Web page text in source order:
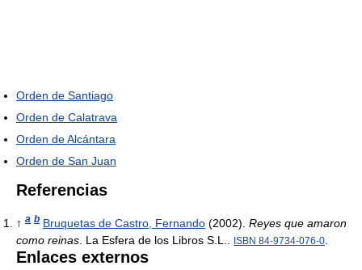
Orden de Santiago
Orden de Calatrava
Orden de Alcántara
Orden de San Juan
Referencias
↑ a b Bruquetas de Castro, Fernando (2002). Reyes que amaron
como reinas . La Esfera de los Libros S.L.. ISBN 84-9734-076-0
Enlaces externos